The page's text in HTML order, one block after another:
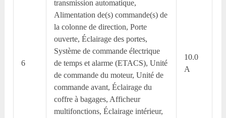
6
transmission automatique,
Alimentation de(s) commande(s) de
la colonne de direction, Porte
ouverte, Éclairage des portes,
Système de commande électrique
de temps et alarme (ETACS), Unité
de commande du moteur, Unité de
commande avant, Éclairage du
coffre à bagages, Afficheur
multifonctions, Éclairage intérieur,
10.0
A